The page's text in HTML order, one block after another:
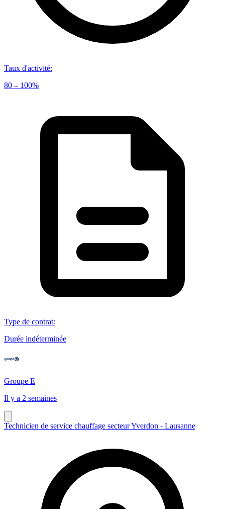
Taux d'activité:
80 – 100%
Type de contrat:
Durée indéterminée
Groupe E
Il y a 2 semaines
Technicien de service chauffage secteur Yverdon - Lausanne